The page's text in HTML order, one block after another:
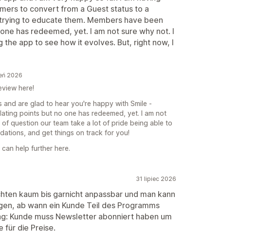
to convert from a Guest status to a
to educate them. Members have been
has redeemed, yet. I am not sure why not. I
the app to see how it evolves. But, right now, I
2026
here!
and are glad to hear you're happy with Smile -
points but no one has redeemed, yet. I am not
question our team take a lot of pride being able to
and get things on track for you!
help further here.
31 lipiec 2026
kaum bis garnicht anpassbar und man kann
ab wann ein Kunde Teil des Programms
Kunde muss Newsletter abonniert haben um
für die Preise.